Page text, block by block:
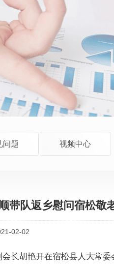
问题 视频中心
带队返乡慰问宿松敬
02-02
长胡艳开在宿松县人大常